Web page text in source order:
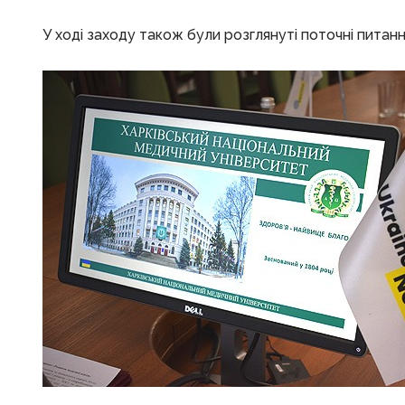
У ході заходу також були розглянуті поточні